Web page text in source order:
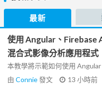
最新
使用 Angular、Firebase
混合式影像分析應用程式
本教學將示範如何使用
由 Connie發文 13 小時前